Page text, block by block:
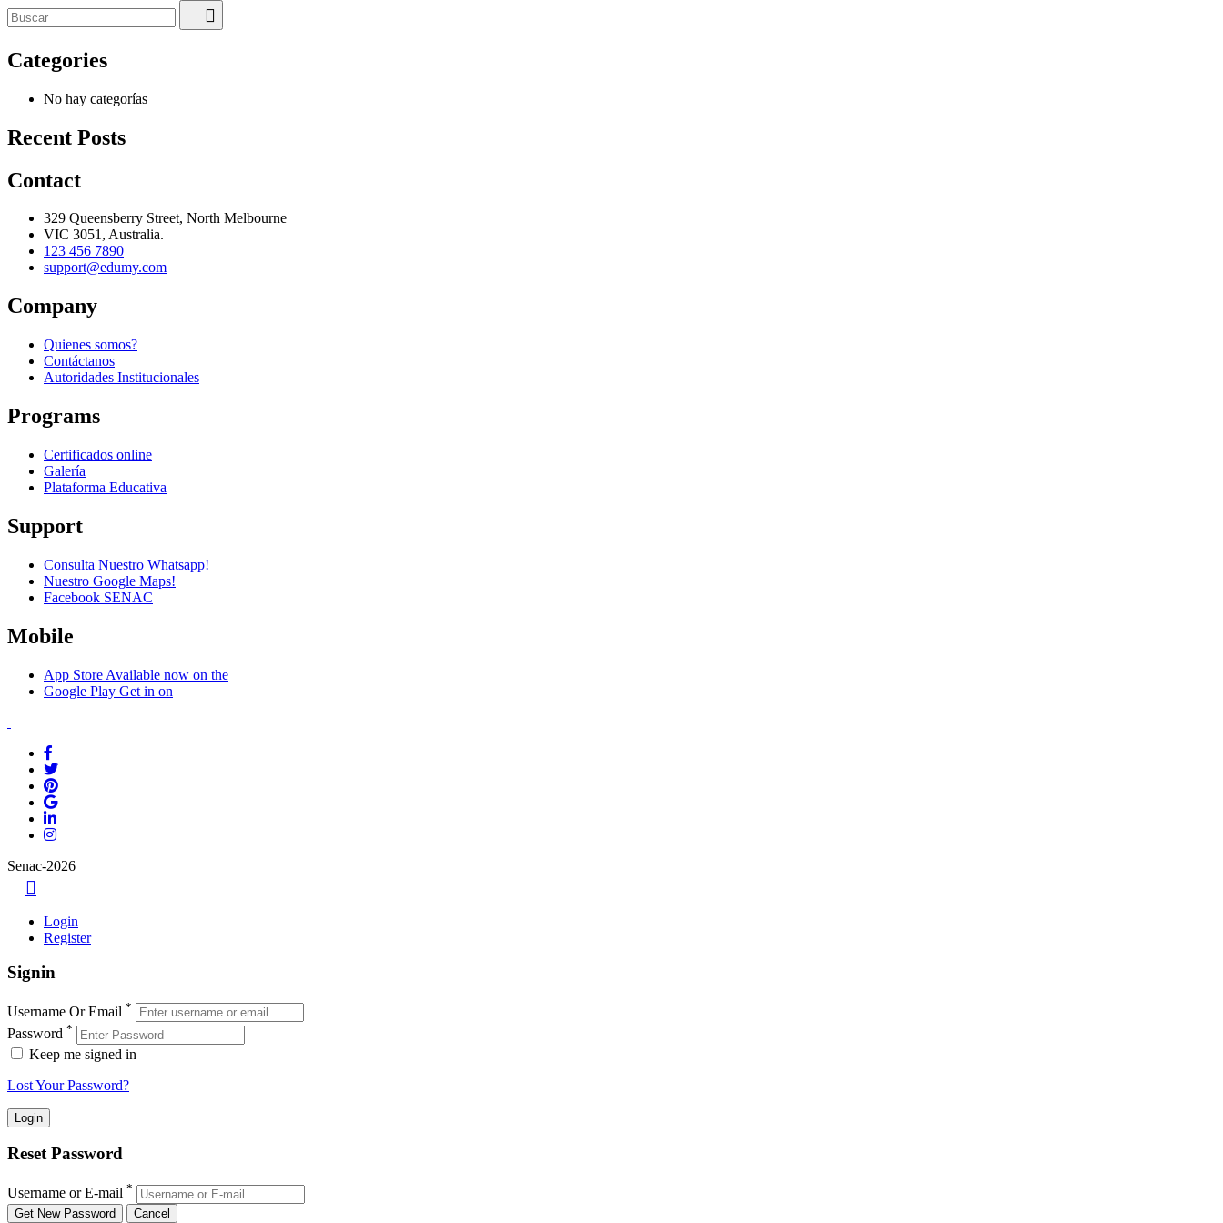
Categories
No hay categorías
Recent Posts
Contact
329 Queensberry Street, North Melbourne
VIC 3051, Australia.
123 456 7890
support@edumy.com
Company
Quienes somos?
Contáctanos
Autoridades Institucionales
Programs
Certificados online
Galería
Plataforma Educativa
Support
Consulta Nuestro Whatsapp!
Nuestro Google Maps!
Facebook SENAC
Mobile
App Store Available now on the
Google Play Get in on
Senac-2026
Login
Register
Signin
Username Or Email *
Password *
Keep me signed in
Lost Your Password?
Reset Password
Username or E-mail *